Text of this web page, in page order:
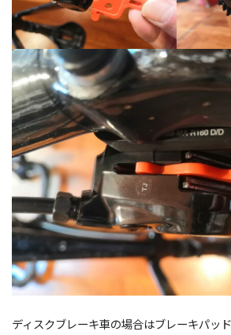
ディスクブレーキ車の場合はブレーキパッ